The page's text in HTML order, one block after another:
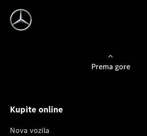
Prema gore
Kupite online
Nova vozila